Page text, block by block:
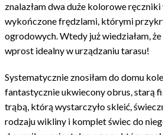
znalazłam dwa duże kolorowe ręczniki
wykończone frędzlami, którymi
ogrodowych. Wtedy już wiedziałam,
wprost idealny w urządzaniu tarasu!
Systematycznie znosiłam do domu
fantastycznie ukwiecony obrus, starą
trąbą, którą wystarczyło skleić,
rodzaju wikliny i komplet świec do